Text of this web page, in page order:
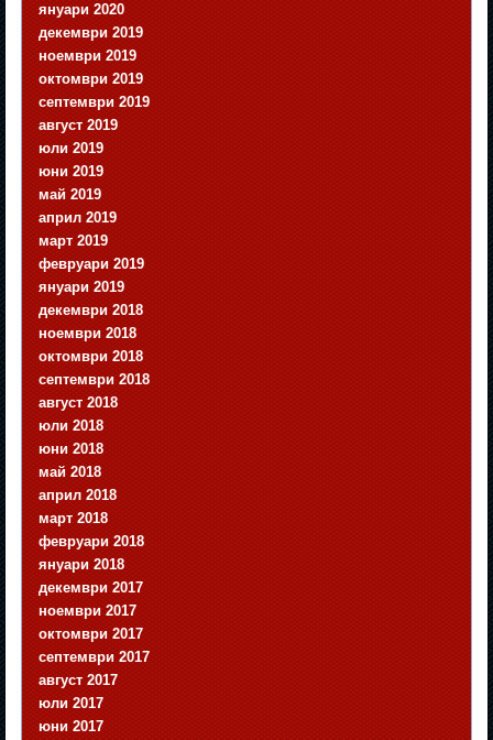
януари 2020
декември 2019
ноември 2019
октомври 2019
септември 2019
август 2019
юли 2019
юни 2019
май 2019
април 2019
март 2019
февруари 2019
януари 2019
декември 2018
ноември 2018
октомври 2018
септември 2018
август 2018
юли 2018
юни 2018
май 2018
април 2018
март 2018
февруари 2018
януари 2018
декември 2017
ноември 2017
октомври 2017
септември 2017
август 2017
юли 2017
юни 2017